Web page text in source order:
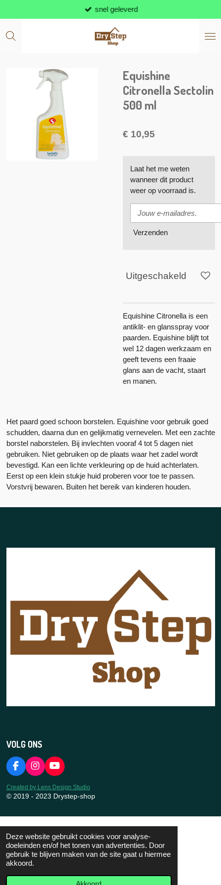
Deze website gebruikt cookies voor analyse-
doeleinden en/of het tonen van advertenties. Door
gebruik te blijven maken van de site gaat u hiermee
akkoord.
direct
naar
snel geleverd
Equishine
Citronella Sectolin
500 ml
€ 10,95
Laat het me weten
wanneer dit product
weer op voorraad is.
Verzenden
Uitgeschakeld
Equishine Citronella is een
antiklit- en glansspray voor
paarden. Equishine blijft tot
wel 12 dagen werkzaam en
geeft tevens een fraaie
glans aan de vacht, staart
en manen.
Het paard goed schoon borstelen. Equishine voor gebruik goed
schudden, daarna dun en gelijkmatig vernevelen. Met een zachte
borstel naborstelen. Bij invlechten vooraf 4 tot 5 dagen niet
gebruiken. Niet gebruiken op de plaats waar het zadel wordt
bevestigd. Kan een lichte verkleuring op de huid achterlaten.
Eerst op een klein stukje huid proberen voor toe te passen.
Vorstvrij bewaren. Buiten het bereik van kinderen houden.
VOLG ONS
F
a
c
e
I
n
s
t
a
m
Y
o
u
T
Created by Lens Design Studio
© 2019 - 2023 Drystep-shop